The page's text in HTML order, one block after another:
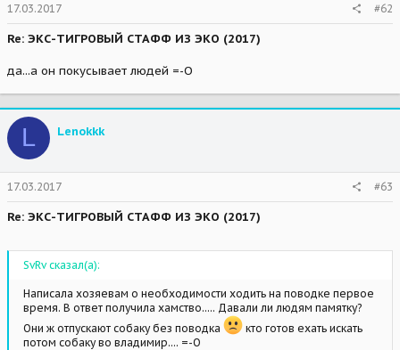
17.03.2017 #62
Re: ЭКС-ТИГРОВЫЙ СТАФФ ИЗ ЭКО (2017)
да...а он покусывает людей =-O
L Lenokkk
17.03.2017 #63
Re: ЭКС-ТИГРОВЫЙ СТАФФ ИЗ ЭКО (2017)
SvRv сказал(а):
Написала хозяевам о необходимости ходить на поводке первое
время. В ответ получила хамство..... Давали ли людям памятку?
Они ж отпускают собаку без поводка
кто готов ехать искать
потом собаку во владимир.... =-O